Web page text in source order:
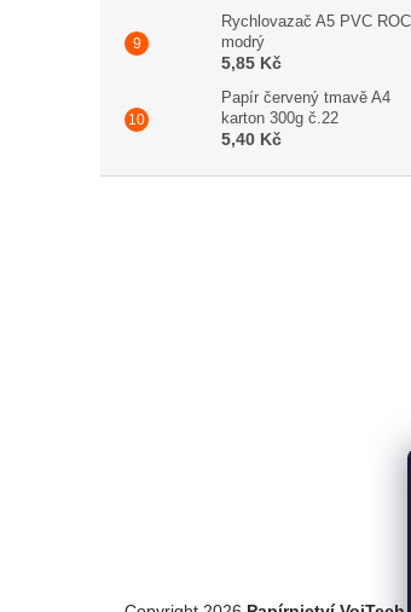
Rychlovazač A5 PVC ROC
modrý
5,85 Kč
Papír červený tmavě A4
karton 300g č.22
5,40 Kč